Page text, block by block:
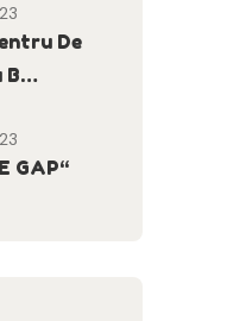
De
B…
GAP“